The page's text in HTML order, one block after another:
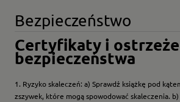
Bezpieczeństwo
Certyfikaty i
bezpieczeństwa
1. Ryzyko skaleczeń: a) Sprawdź książkę pod
zszywek, które mogą spowodować skaleczenia. b)